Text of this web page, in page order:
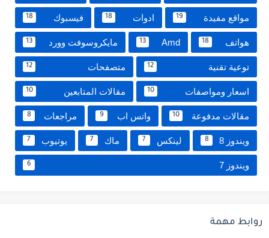
مواقع مفيدة 19 ادوات 18 فيسبوك 18
هواتف 18
Amd
13 مايكروسوفت وورد 13
توعية تقنية 12 متصفحات 12
اسعار ومواصفات 10 مقالات المتابعين 10
مقالات مدفوعة 10 واتس اب 9 مراجعات 8
ويندوز 8 8 لينكس 7 ماك 7 يوتيوب 7
ويندوز 7 6
روابط مهمة